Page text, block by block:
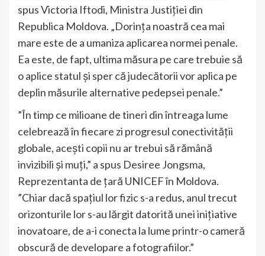
spus Victoria Iftodi, Ministra Justiției din
Republica Moldova. „Dorința noastră cea mai
mare este de a umaniza aplicarea normei penale.
Ea este, de fapt, ultima măsura pe care trebuie să
o aplice statul și sper că judecătorii vor aplica pe
deplin măsurile alternative pedepsei penale.”
”În timp ce milioane de tineri din întreaga lume
celebrează în fiecare zi progresul conectivității
globale, acești copii nu ar trebui să rămână
invizibili și muți,” a spus Desiree Jongsma,
Reprezentanta de țară UNICEF în Moldova.
”Chiar dacă spațiul lor fizic s-a redus, anul trecut
orizonturile lor s-au lărgit datorită unei inițiative
inovatoare, de a-i conecta la lume printr-o cameră
obscură de developare a fotografiilor.”